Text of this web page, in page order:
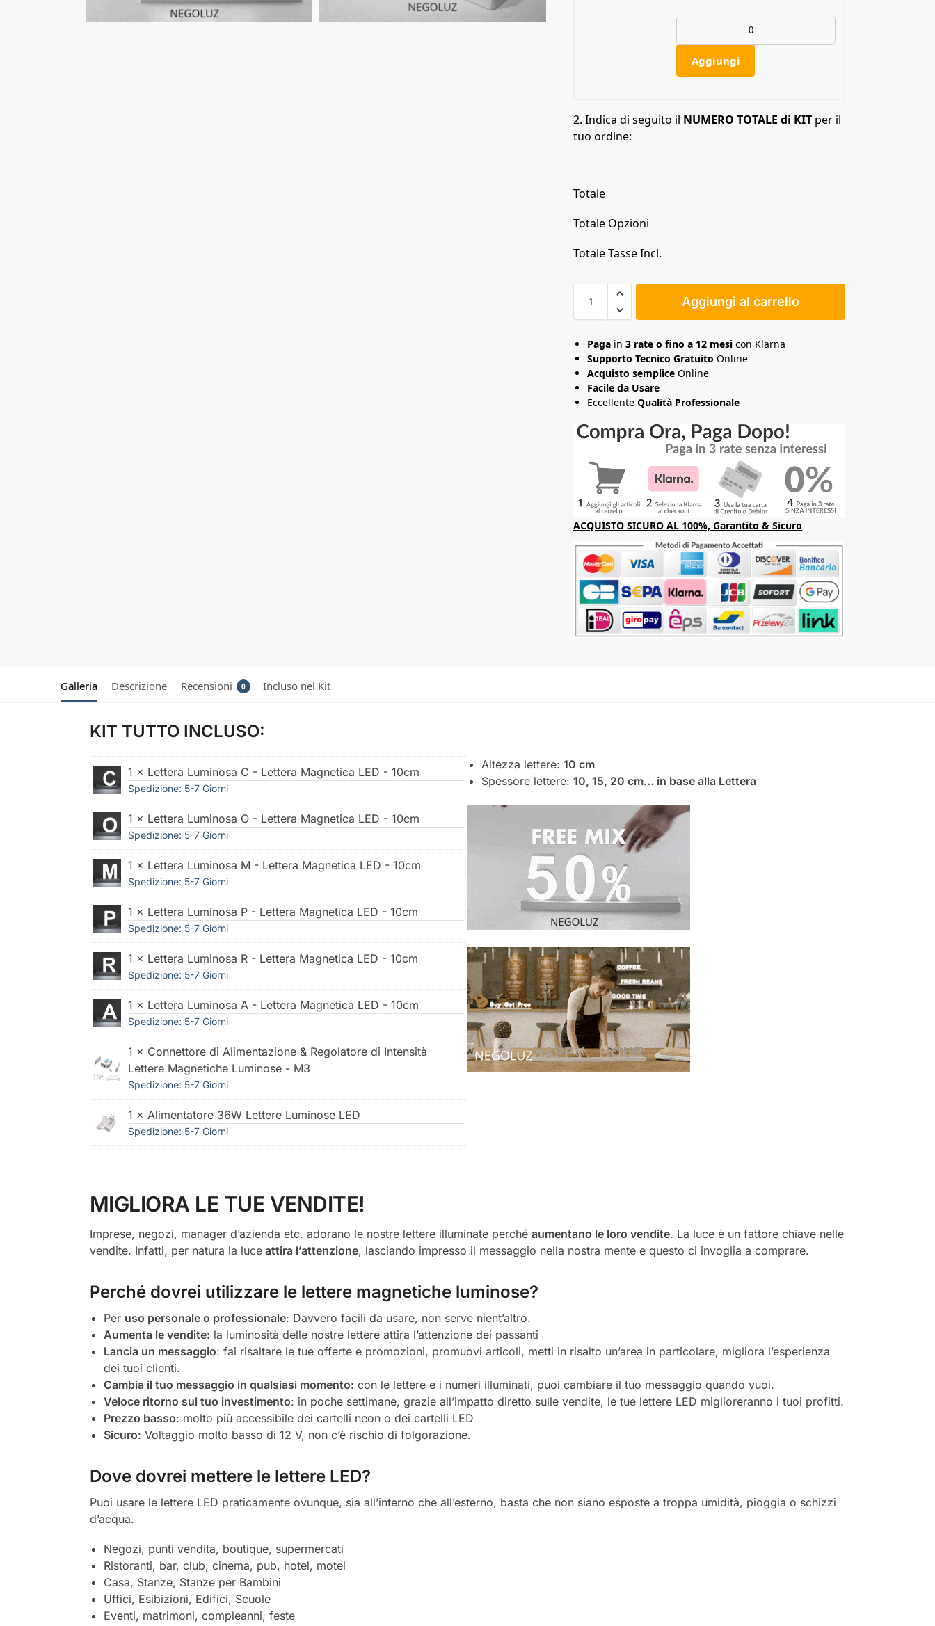
Aggiungi
2. Indica di seguito il NUMERO TOTALE di KIT per il
tuo ordine:
Totale
Totale Opzioni
Totale Tasse Incl.
Aggiungi al carrello
Paga in3 rate o fino a 12 mesi con Klarna
Supporto Tecnico Gratuito Online
Acquisto semplice Online
Facile da Usare
EccellenteQualità Professionale
ACQUISTO SICURO AL 100%, Garantito & Sicuro
Galleria Descrizione Recensioni 0 Incluso nel Kit
KIT TUTTO INCLUSO:
1 × Lettera Luminosa C - Lettera Magnetica LED - 10cm
Spedizione: 5-7 Giorni
1 × Lettera Luminosa O - Lettera Magnetica LED - 10cm
Spedizione: 5-7 Giorni
1 × Lettera Luminosa M - Lettera Magnetica LED - 10cm
Spedizione: 5-7 Giorni
1 × Lettera Luminosa P - Lettera Magnetica LED - 10cm
Spedizione: 5-7 Giorni
1 × Lettera Luminosa R - Lettera Magnetica LED - 10cm
Spedizione: 5-7 Giorni
1 × Lettera Luminosa A - Lettera Magnetica LED - 10cm
Spedizione: 5-7 Giorni
1 × Connettore di Alimentazione & Regolatore di Intensità
Lettere Magnetiche Luminose - M3
Spedizione: 5-7 Giorni
1 × Alimentatore 36W Lettere Luminose LED
Spedizione: 5-7 Giorni
Altezza lettere: 10 cm
Spessore lettere: 10, 15, 20 cm… in base alla Lettera
MIGLIORA LE TUE VENDITE!
Imprese, negozi, manager d’azienda etc. adorano le nostre lettere illuminate perché aumentano le loro vendite. La luce è un fattore chiave nelle
vendite. Infatti, per natura la luceattira l’attenzione, lasciando impresso il messaggio nella nostra mente e questo ci invoglia a comprare.
Perché dovrei utilizzare le lettere magnetiche luminose?
Per uso personale o professionale: Davvero facili da usare, non serve nient’altro.
Aumenta le vendite: la luminosità delle nostre lettere attira l’attenzione dei passanti
Lancia un messaggio: fai risaltare le tue offerte e promozioni, promuovi articoli, metti in risalto un’area in particolare, migliora l’esperienza
dei tuoi clienti.
Cambia il tuo messaggio in qualsiasi momento: con le lettere e i numeri illuminati, puoi cambiare il tuo messaggio quando vuoi.
Veloce ritorno sul tuo investimento: in poche settimane, grazie all’impatto diretto sulle vendite, le tue lettere LED miglioreranno i tuoi profitti.
Prezzo basso: molto più accessibile dei cartelli neon o dei cartelli LED
Sicuro: Voltaggio molto basso di 12 V, non c’è rischio di folgorazione.
Dove dovrei mettere le lettere LED?
Puoi usare le lettere LED praticamente ovunque, sia all’interno che all’esterno, basta che non siano esposte a troppa umidità, pioggia o schizzi
d’acqua.
Negozi, punti vendita, boutique, supermercati
Ristoranti, bar, club, cinema, pub, hotel, motel
Casa, Stanze, Stanze per Bambini
Uffici, Esibizioni, Edifici, Scuole
Eventi, matrimoni, compleanni, feste